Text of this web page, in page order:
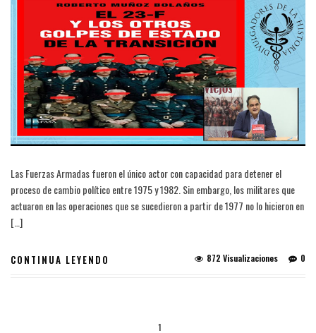
Las Fuerzas Armadas fueron el único actor con capacidad para detener el
proceso de cambio político entre 1975 y 1982. Sin embargo, los militares que
actuaron en las operaciones que se sucedieron a partir de 1977 no lo hicieron en
[…]
CONTINUA LEYENDO 0
872 Visualizaciones
1